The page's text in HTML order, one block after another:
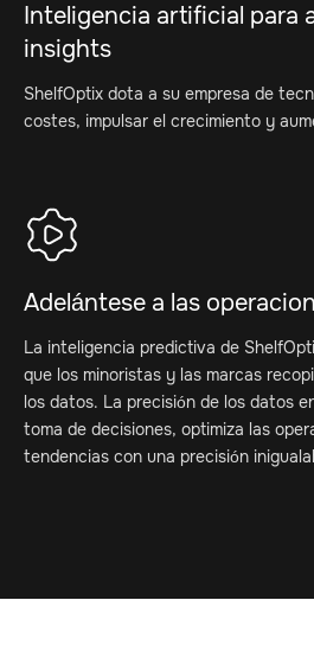
Inteligencia artificial para
insights
ShelfOptix dota a su empresa de
costes, impulsar el crecimiento y
Adelántese a las
La inteligencia predictiva de
que los minoristas y las marcas
los datos. La precisión de los datos
toma de decisiones, optimiza las
tendencias con una precisión